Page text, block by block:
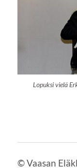
Lopuksi vielä
©Vaasan